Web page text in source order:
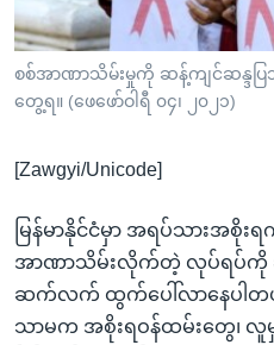
ကျော်
ကြည့်
ရန်
ရန်
ကျော်
ရန်
ဗွီအိုအေ လူမှုကွန်ယက်များ
စစ်အာဏာသိမ်းမှုကို ဆန့်ကျင်ဆန္ဒပြ
တွေ့ရ။ (ဖေဖော်ဝါရီ ၀၄၊ ၂၀၂၁)
[Zawgyi/Unicode]
မြန်မာနိုင်ငံမှာ အရပ်သားအစိုး
အာဏာသိမ်းလိုက်တဲ့ လုပ်ရပ်ကို
ဆက်လက် ထွက်ပေါ်လာနေပါ
သာမက အစိုးရဝန်ထမ်းတွေ၊